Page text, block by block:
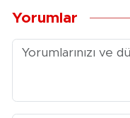
Yorumlar